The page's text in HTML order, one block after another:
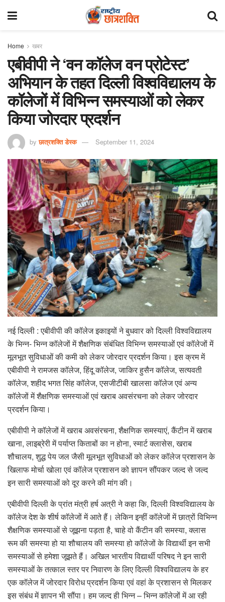
Home खबर
एबीवीपी ने ‘वन कॉलेज वन प्रोटेस्ट’
अभियान के तहत दिल्ली विश्वविद्यालय के
कॉलेजों में विभिन्न समस्याओं को लेकर
किया जोरदार प्रदर्शन
by छात्रशक्ति डेस्क September 11, 2024
नई दिल्ली : एबीवीपी की कॉलेज इकाइयों ने बुधवार को दिल्ली विश्वविद्यालय
के भिन्न- भिन्न कॉलेजों में शैक्षणिक संबंधित विभिन्न समस्याओं एवं कॉलेजों में
मूलभूत सुविधाओं की कमी को लेकर जोरदार प्रदर्शन किया। इस क्रम में
एबीवीपी ने रामजस कॉलेज, हिंदू कॉलेज, जाकिर हुसैन कॉलेज, सत्यवती
कॉलेज, शहीद भगत सिंह कॉलेज, एसजीटीबी खालसा कॉलेज एवं अन्य
कॉलेजों में शैक्षणिक समस्याओं एवं खराब अवसंरचना को लेकर जोरदार
प्रदर्शन किया।
एबीवीपी ने कॉलेजों में खराब अवसंरचना, शैक्षणिक समस्याएं, कैंटीन में खराब
खाना, लाइब्रेरी में पर्याप्त किताबों का न होना, स्मार्ट क्लासेस, खराब
शौचालय, शुद्ध पेय जल जैसी मूलभूत सुविधाओं को लेकर कॉलेज प्रशासन के
खिलाफ मोर्चा खोला एवं कॉलेज प्रशासन को ज्ञापन सौंपकर जल्द से जल्द
इन सारी समस्याओं को दूर करने की मांग की।
एबीवीपी दिल्ली के प्रांत मंत्री हर्ष अत्री ने कहा कि, दिल्ली विश्वविद्यालय के
कॉलेज देश के शीर्ष कॉलेजों में आते हैं। लेकिन इन्हीं कॉलेजों में छात्रों विभिन्न
शैक्षणिक समस्याओं से जूझना पड़ता है, चाहे वो कैंटीन की समस्या, क्लास
रूम की समस्या हो या शौचालय की समस्या हो कॉलेजों के विद्यार्थी इन सभी
समस्याओं से हमेशा जूझते हैं। अखिल भारतीय विद्यार्थी परिषद ने इन सारी
समस्याओं के तत्काल स्तर पर निवारण के लिए दिल्ली विश्वविद्यालय के हर
एक कॉलेज में जोरदार विरोध प्रदर्शन किया एवं वहां के प्रशासन से मिलकर
इस संबंध में ज्ञापन भी सौंपा। हम जल्द ही भिन्न – भिन्न कॉलेजों में आ रही